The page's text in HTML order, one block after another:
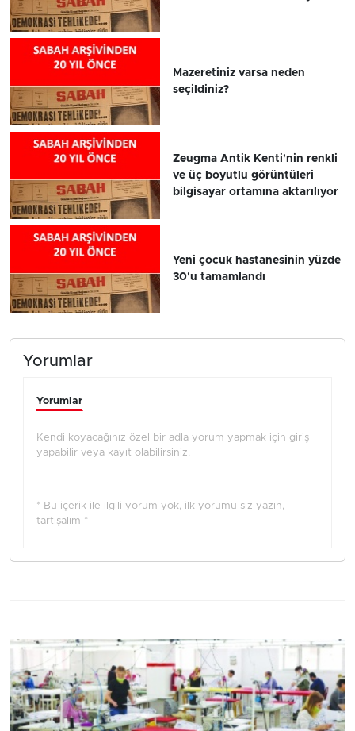
Mazeretiniz varsa neden
seçildiniz?
Zeugma Antik Kenti'nin renkli
ve üç boyutlu görüntüleri
bilgisayar ortamına aktarılıyor
Yeni çocuk hastanesinin yüzde
30'u tamamlandı
Yorumlar
Yorumlar
Kendi koyacağınız özel bir adla yorum yapmak için giriş
yapabilir veya kayıt olabilirsiniz.
* Bu içerik ile ilgili yorum yok, ilk yorumu siz yazın,
tartışalım *